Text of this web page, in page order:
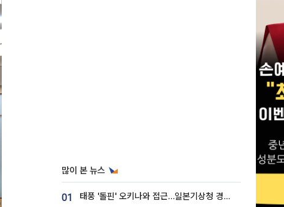
많이 본 뉴스
01 태풍 '돌핀' 오키나와 접근…일본기상청 경로 업데이트